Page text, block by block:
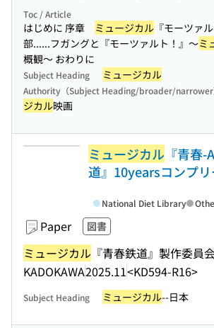
Toc / Article
はじめに 序章 ミュージカル 『モーツァ
部......フガングと『モーツァルト！』〜ミ
概観〜 おわりに
Subject Heading ミュージカル
Authority（Subject Heading/broader/narrower
ジカル映画
ミュージカル 『青春
道』10yearsコンプ
Paper 図書
ミュージカル 『青春鉄道』製作委員
KADOKAWA2025.11<KD594-R16>
National Diet Library
Subject Heading ミュージカル--日本